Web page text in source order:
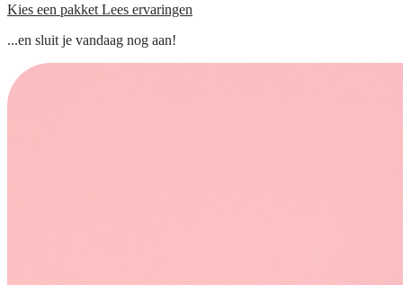
Kies een pakket Lees ervaringen
...en sluit je vandaag nog aan!